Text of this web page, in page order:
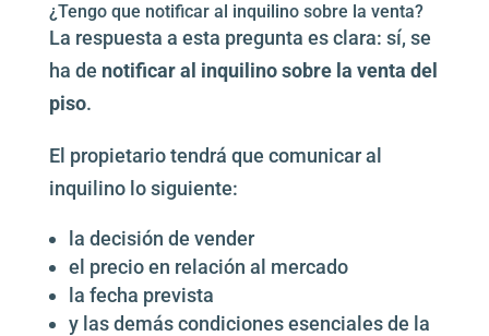
¿Tengo que notificar al inquilino sobre la venta?
La respuesta a esta pregunta es clara: sí, se
ha de notificar al inquilino sobre la venta del
piso.
El propietario tendrá que comunicar al
inquilino lo siguiente:
la decisión de vender
el precio en relación al mercado
la fecha prevista
y las demás condiciones esenciales de la